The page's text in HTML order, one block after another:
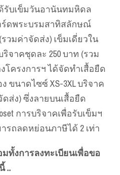
รับเข็มวันอานันทมหิดล
ร์ดพระบรมสาทิสลักษณ์
วมค่าจัดส่ง) เข็มเดี่ยวใน
จาคชุดละ 250 บาท (รวม
โครงการฯ ได้จัดทำเสื้อยืด
ขนาดไซซ์ XS-3XL บริจาค
ดส่ง) ซึ่งลายบนเสื้อยืด
การบริจาคเพื่อรับเข็มฯ
รถลดหย่อนภาษีได้ 2 เท่า
ทั้งการลงทะเบียนเพื่อขอ
..